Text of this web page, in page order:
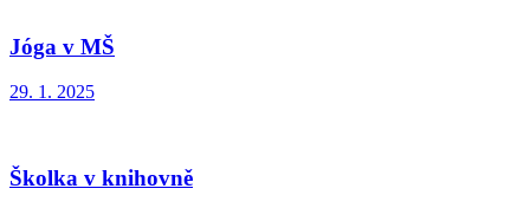
Jóga v MŠ
29. 1. 2025
Školka v knihovně